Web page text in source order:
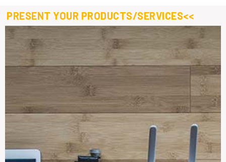
PRESENT YOUR PRODUCTS/SERVICES<<